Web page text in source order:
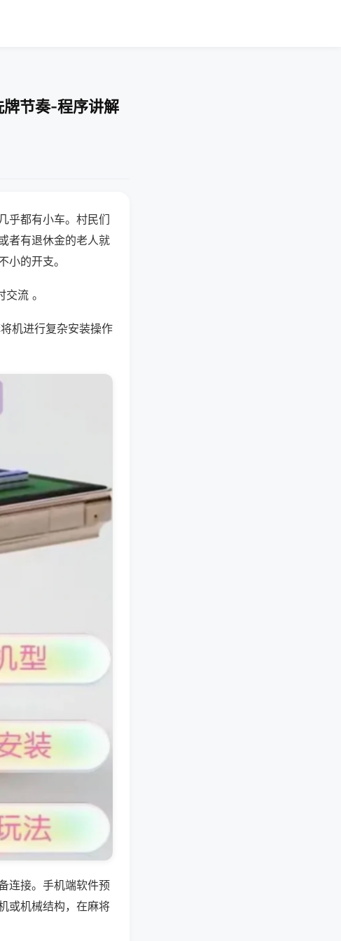
节奏-程序讲解
乎都有小车。村民们
者有退休金的老人就
的开支。
流 。
机进行复杂安装操作
连接。手机端软件预
或机械结构，在麻将